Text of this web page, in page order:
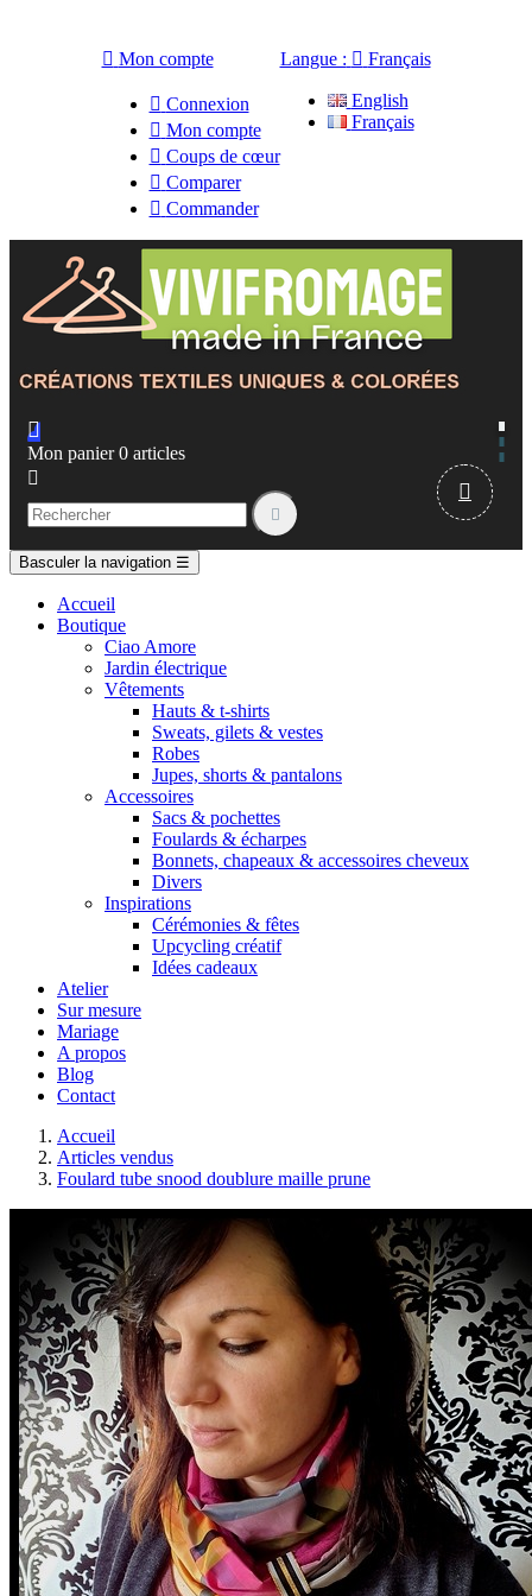
 Mon compte
 Connexion
 Mon compte
 Coups de cœur
 Comparer
 Commander
Langue :  Français
English
Français

Mon panier 0 articles



Basculer la navigation ☰
Accueil
Boutique
Ciao Amore
Jardin électrique
Vêtements
Hauts & t-shirts
Sweats, gilets & vestes
Robes
Jupes, shorts & pantalons
Accessoires
Sacs & pochettes
Foulards & écharpes
Bonnets, chapeaux & accessoires cheveux
Divers
Inspirations
Cérémonies & fêtes
Upcycling créatif
Idées cadeaux
Atelier
Sur mesure
Mariage
A propos
Blog
Contact
Accueil
Articles vendus
Foulard tube snood doublure maille prune